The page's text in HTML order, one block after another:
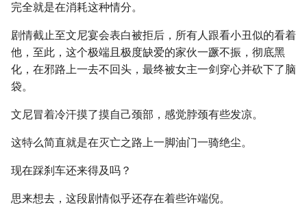
完全就是在消耗这种情分。
剧情截止至文尼宴会表白被拒后，所有人跟看小丑似的看着
他，至此，这个极端且极度缺爱的家伙一蹶不振，彻底黑
化，在邪路上一去不回头，最终被女主一剑穿心并砍下了脑
袋。
文尼冒着冷汗摸了摸自己颈部，感觉脖颈有些发凉。
这特么简直就是在灭亡之路上一脚油门一骑绝尘。
现在踩刹车还来得及吗？
思来想去，这段剧情似乎还存在着些许端倪。